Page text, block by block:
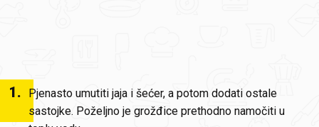
1.
Pjenasto umutiti jaja i šećer, a potom dodati ostale
sastojke. Poželjno je grožđice prethodno namočiti u